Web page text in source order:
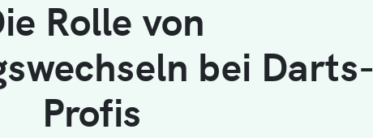
Rolle von
bei Darts-
Profis